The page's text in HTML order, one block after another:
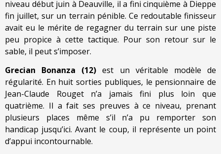
niveau début juin à Deauville, il a fini cinquième à Dieppe
fin juillet, sur un terrain pénible. Ce redoutable finisseur
avait eu le mérite de regagner du terrain sur une piste
peu propice à cette tactique. Pour son retour sur le
sable, il peut s’imposer.
Grecian Bonanza (12)est un véritable modèle de
régularité. En huit sorties publiques, le pensionnaire de
Jean-Claude Rouget n’a jamais fini plus loin que
quatrième. Il a fait ses preuves à ce niveau, prenant
plusieurs places même s’il n’a pu remporter son
handicap jusqu’ici. Avant le coup, il représente un point
d’appui incontournable.